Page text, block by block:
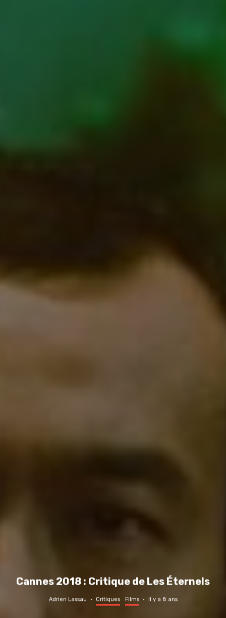
Cannes 2018 : Critique de Les Éternels
Adrien Lassau · Critiques Films · il y a 8 ans